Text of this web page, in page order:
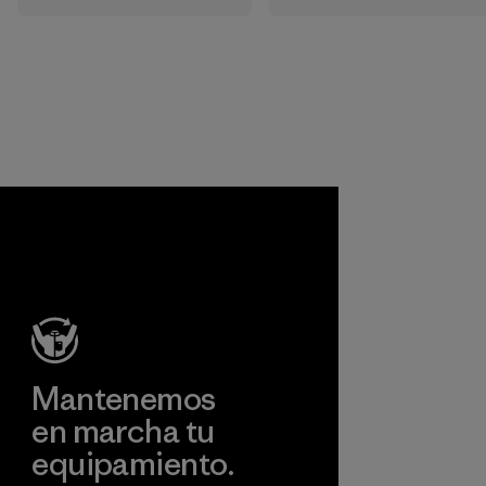
durabilidad.
Material
Mantenemos
en marcha tu
equipamiento.